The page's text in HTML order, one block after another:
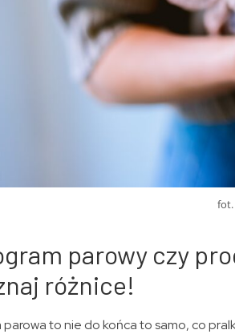
fot.
parowy czy
różnice!
parowa to nie do końca to samo, co